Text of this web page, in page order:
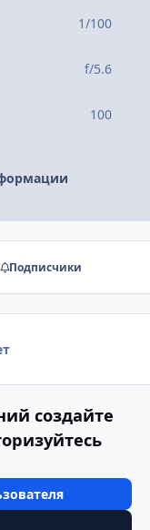
1/100
f/5.6
100
Подписчики
создайте